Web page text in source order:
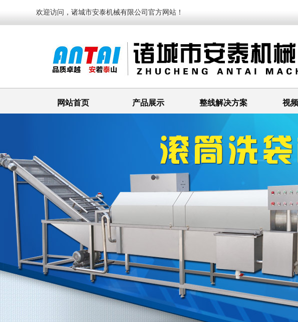
欢迎访问，诸城市安泰机械有限公司官方网站！
网站首页 产品展示 整线解决方案 视